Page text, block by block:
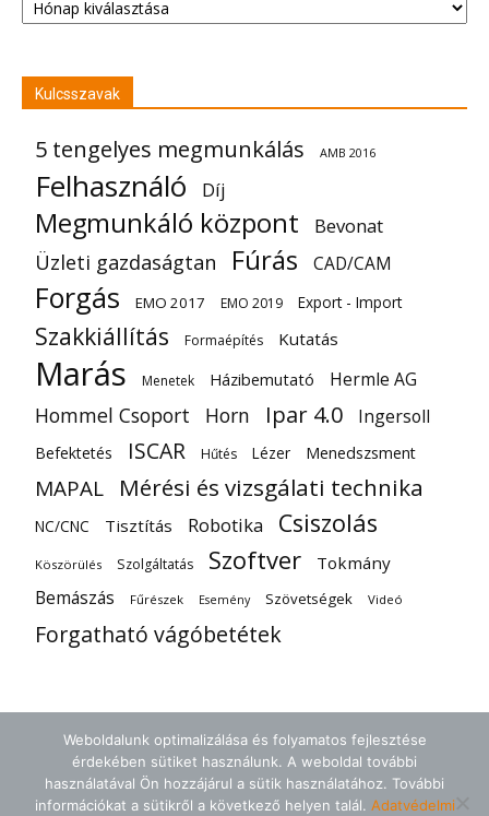
Kulcsszavak
5 tengelyes megmunkálás AMB 2016
Felhasználó Díj
Megmunkáló központ Bevonat
Üzleti gazdaságtan Fúrás CAD/CAM
Forgás EMO 2017 EMO 2019 Export - Import
Szakkiállítás Formaépítés Kutatás
Marás Menetek Házibemutató Hermle AG
Hommel Csoport Horn Ipar 4.0 Ingersoll
Befektetés ISCAR Hűtés Lézer Menedszsment
MAPAL Mérési és vizsgálati technika
NC/CNC Tisztítás Robotika Csiszolás
Köszörülés Szolgáltatás Szoftver Tokmány
Bemászás Fűrészek Esemény Szövetségek Videó
Forgatható vágóbetétek
Weboldalunk optimalizálása és folyamatos fejlesztése
érdekében sütiket használunk. A weboldal további
használatával Ön hozzájárul a sütik használatához. További
információkat a sütikről a következő helyen talál. Adatvédelmi